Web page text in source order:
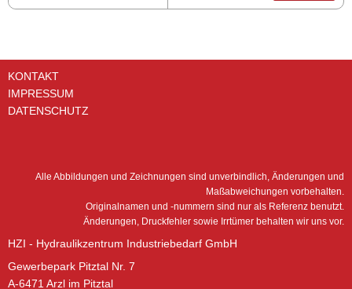
KONTAKT
IMPRESSUM
DATENSCHUTZ
Alle Abbildungen und Zeichnungen sind unverbindlich, Änderungen und
Maßabweichungen vorbehalten.
Originalnamen und -nummern sind nur als Referenz benutzt.
Änderungen, Druckfehler sowie Irrtümer behalten wir uns vor.
HZI - Hydraulikzentrum Industriebedarf GmbH
Gewerbepark Pitztal Nr. 7
A-6471 Arzl im Pitztal